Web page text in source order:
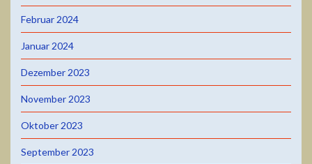
Februar 2024
Januar 2024
Dezember 2023
November 2023
Oktober 2023
September 2023